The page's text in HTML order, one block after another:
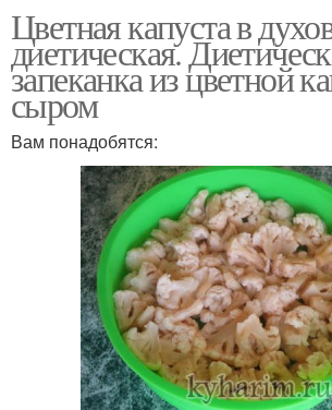
Цветная капуста в
диетическая.
запеканка из цветной
сыром
Вам понадобятся: